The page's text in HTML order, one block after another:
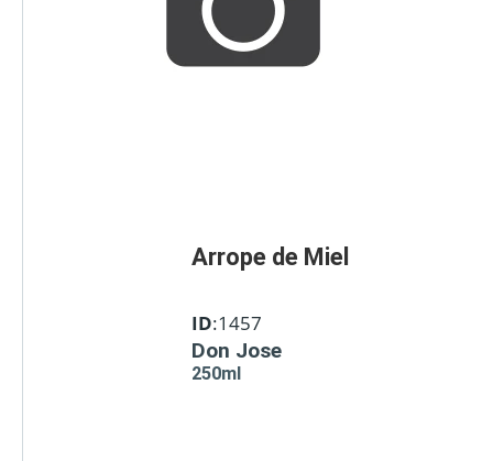
Arrope de Miel
ID:1457
Don Jose
250ml